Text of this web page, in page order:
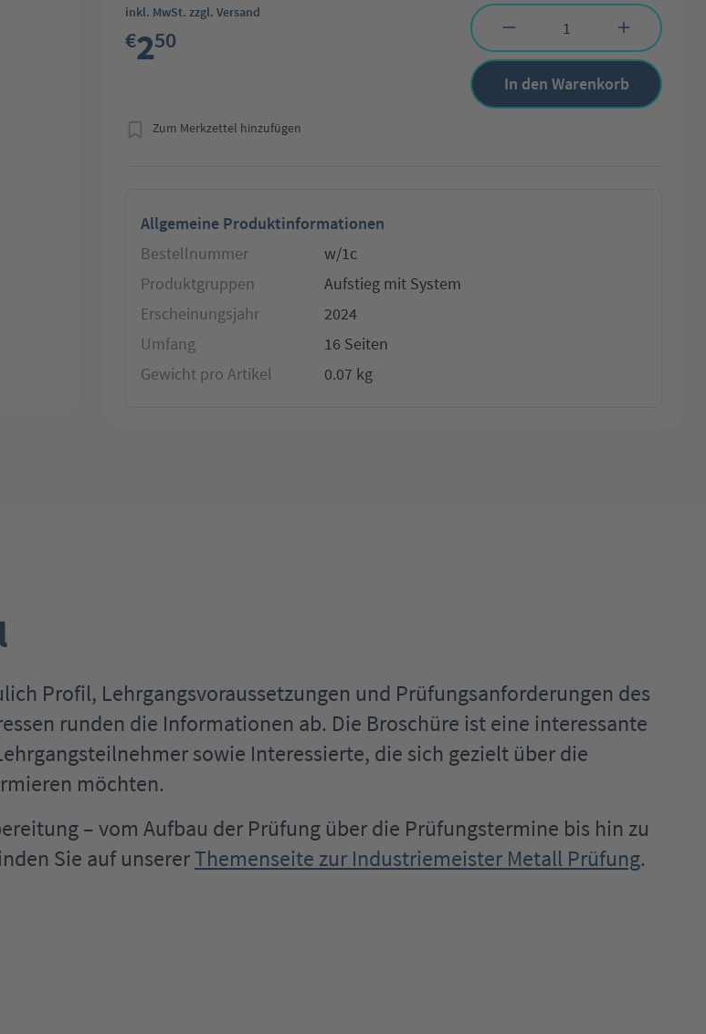
inkl. MwSt. zzgl. Versand
€250
Produkt Anzahl: Gib den gewünschten
In den Warenkorb
Zum Merkzettel hinzufügen
Allgemeine Produktinformationen
Bestellnummer
w/1c
Produktgruppen
Aufstieg mit System
Erscheinungsjahr
2024
Umfang
16 Seiten
Gewicht pro Artikel
0.07 kg
Profil, Lehrgangsvoraussetzungen und Prüfungsanforderungen des
runden die Informationen ab. Die Broschüre ist eine interessante
sowie Interessierte, die sich gezielt über die
möchten.
– vom Aufbau der Prüfung über die Prüfungstermine bis hin zu
Sie auf unsererThemenseite zur Industriemeister Metall Prüfung.